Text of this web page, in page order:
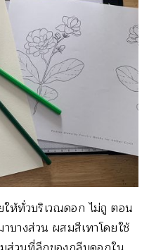
ให้ทั่วบริเวณดอก ไม่ถู ตอน
บางส่วน ผสมสีเทาโดยใช้